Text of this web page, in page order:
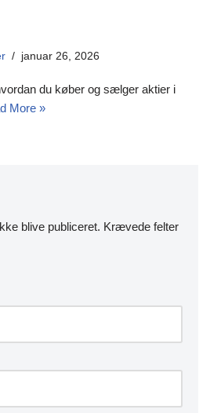
januar 26, 2026
du køber og sælger aktier i
More »
blive publiceret. Krævede felter